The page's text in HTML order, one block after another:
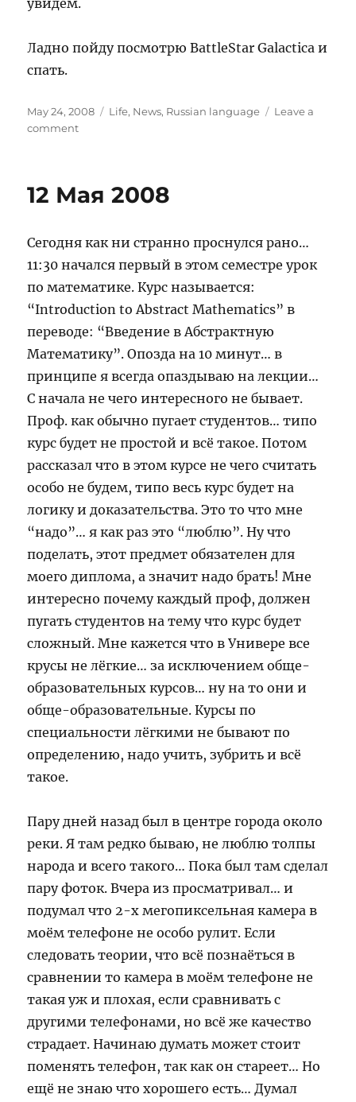
увидем.
Ладно пойду посмотрю BattleStar Galactica и
спать.
Posted
on
May 24, 2008 Categories
Life, News, Russian language
Leave a
commenton
Running.
12 Мая 2008
Сегодня как ни странно проснулся рано…
11:30 начался первый в этом семестре урок
по математике. Курс называется:
“Introduction to Abstract Mathematics” в
переводе: “Введение в Абстрактную
Математику”. Опозда на 10 минут… в
принципе я всегда опаздываю на лекции…
С начала не чего интересного не бывает.
Проф. как обычно пугает студентов… типо
курс будет не простой и всё такое. Потом
рассказал что в этом курсе не чего считать
особо не будем, типо весь курс будет на
логику и доказательства. Это то что мне
“надо”… я как раз это “люблю”. Ну что
поделать, этот предмет обязателен для
моего диплома, а значит надо брать! Мне
интересно почему каждый проф, должен
пугать студентов на тему что курс будет
сложный. Мне кажется что в Универе все
крусы не лёгкие… за исключением обще-
образовательных курсов… ну на то они и
обще-образовательные. Курсы по
специальности лёгкими не бывают по
определению, надо учить, зубрить и всё
такое.
Пару дней назад был в центре города около
реки. Я там редко бываю, не люблю толпы
народа и всего такого… Пока был там сделал
пару фоток. Вчера из просматривал… и
подумал что 2-х мегопиксельная камера в
моём телефоне не особо рулит. Если
следовать теории, что всё познаёться в
сравнении то камера в моём телефоне не
такая уж и плохая, если сравнивать с
другими телефонами, но всё же качество
страдает. Начинаю думать может стоит
поменять телефон, так как он стареет… Но
ещё не знаю что хорошего есть… Думал